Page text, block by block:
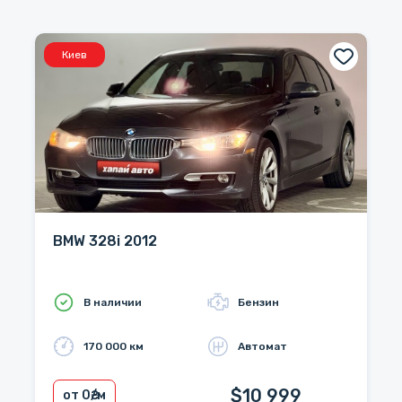
Киев
BMW 328i 2012
В наличии Бензин
170 000 км Автомат
от 0₴/м $10 999